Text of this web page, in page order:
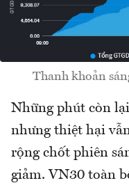
Thanh khoản
Những phút còn
nhưng thiệt hại
rộng chốt phiên
giảm. VN30 toàn